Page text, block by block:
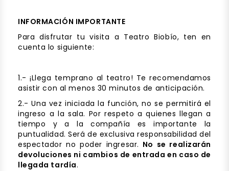
INFORMACIÓN IMPORTANTE
Para disfrutar tu visita a Teatro Biobío, ten en
cuenta lo siguiente:
1.- ¡Llega temprano al teatro! Te recomendamos
asistir con al menos 30 minutos de anticipación.
2.- Una vez iniciada la función, no se permitirá el
ingreso a la sala. Por respeto a quienes llegan a
tiempo y a la compañía es importante la
puntualidad. Será de exclusiva responsabilidad del
espectador no poder ingresar. No se realizarán
devoluciones ni cambios de entrada en caso de
llegada tardía.